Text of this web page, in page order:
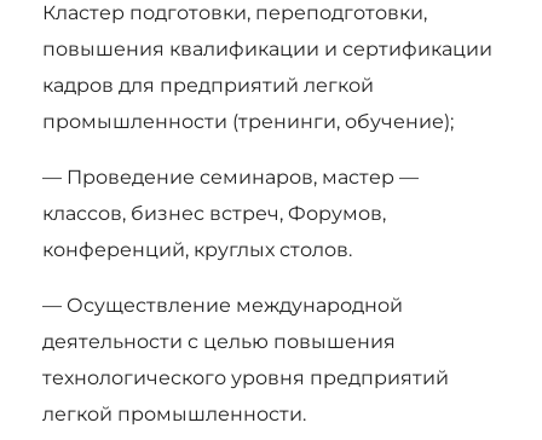
Кластер подготовки, переподготовки,
повышения квалификации и сертификации
кадров для предприятий легкой
промышленности (тренинги, обучение);
— Проведение семинаров, мастер —
классов, бизнес встреч, Форумов,
конференций, круглых столов.
— Осуществление международной
деятельности с целью повышения
технологического уровня предприятий
легкой промышленности.